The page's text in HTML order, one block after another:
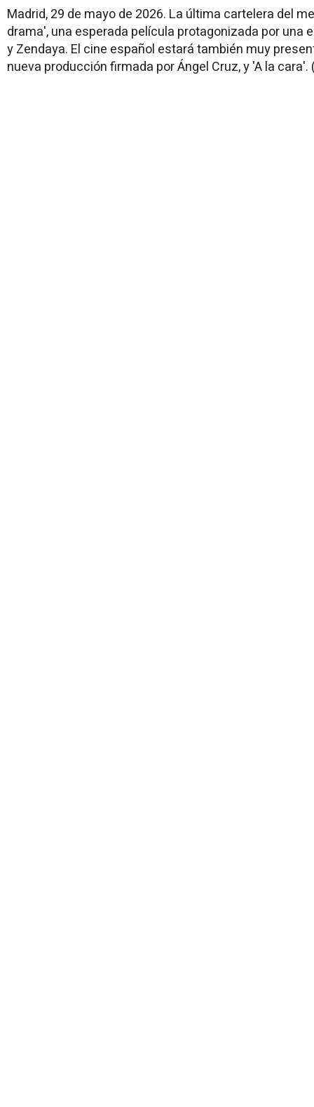
Madrid, 29 de mayo de 2026. La última cartelera del
drama', una esperada película protagonizada por una
y Zendaya. El cine español estará también muy
nueva producción firmada por Ángel Cruz, y 'A la cara'.